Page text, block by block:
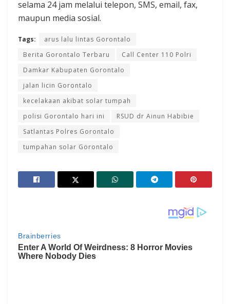
selama 24 jam melalui telepon, SMS, email, fax,
maupun media sosial.
Tags:
arus lalu lintas Gorontalo
Berita Gorontalo Terbaru
Call Center 110 Polri
Damkar Kabupaten Gorontalo
jalan licin Gorontalo
kecelakaan akibat solar tumpah
polisi Gorontalo hari ini
RSUD dr Ainun Habibie
Satlantas Polres Gorontalo
tumpahan solar Gorontalo